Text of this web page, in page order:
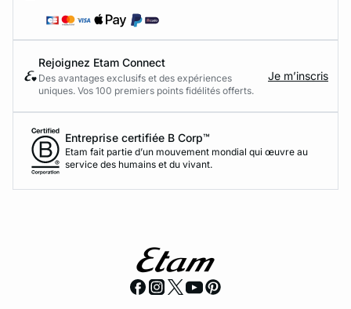
Rejoignez Etam Connect
Des avantages exclusifs et des expériences
uniques. Vos 100 premiers points fidélités offerts.
Je m’inscris
Entreprise certifiée B Corp™
Etam fait partie d’un mouvement mondial qui œuvre au
service des humains et du vivant.